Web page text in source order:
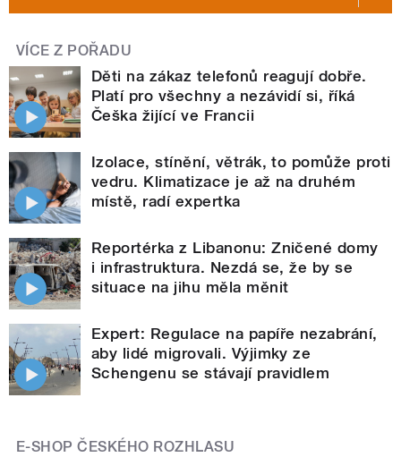
VÍCE Z POŘADU
Děti na zákaz telefonů reagují dobře.
Platí pro všechny a nezávidí si, říká
Češka žijící ve Francii
Izolace, stínění, větrák, to pomůže proti
vedru. Klimatizace je až na druhém
místě, radí expertka
Reportérka z Libanonu: Zničené domy
i infrastruktura. Nezdá se, že by se
situace na jihu měla měnit
Expert: Regulace na papíře nezabrání,
aby lidé migrovali. Výjimky ze
Schengenu se stávají pravidlem
E-SHOP ČESKÉHO ROZHLASU